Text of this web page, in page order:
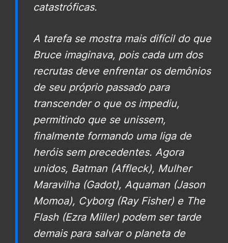
catastróficas.
A tarefa se mostra mais difícil do que
Bruce imaginava, pois cada um dos
recrutas deve enfrentar os demônios
de seu próprio passado para
transcender o que os impediu,
permitindo que se unissem,
finalmente formando uma liga de
heróis sem precedentes. Agora
unidos, Batman (Affleck), Mulher
Maravilha (Gadot), Aquaman (Jason
Momoa), Cyborg (Ray Fisher) e The
Flash (Ezra Miller) podem ser tarde
demais para salvar o planeta de